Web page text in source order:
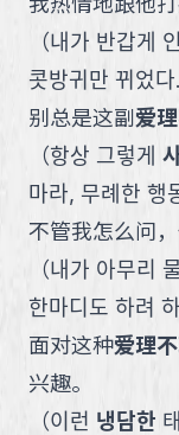
（내가 반갑게
콧방귀만 뀌었다.
别总是这副 爱
（항상 그렇게
마라, 무례한 행
不管我怎么问
（내가 아무리
한마디도 하려
面对这种爱理
兴趣。
（이런 냉담한